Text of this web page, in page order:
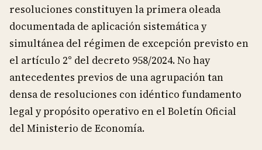
resoluciones constituyen la primera oleada
documentada de aplicación sistemática y
simultánea del régimen de excepción previsto en
el artículo 2° del decreto 958/2024. No hay
antecedentes previos de una agrupación tan
densa de resoluciones con idéntico fundamento
legal y propósito operativo en el Boletín Oficial
del Ministerio de Economía.